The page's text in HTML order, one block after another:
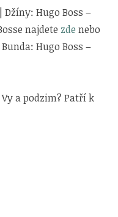
Hugo Boss –
najdete zde nebo
Hugo Boss –
a podzim? Patří k